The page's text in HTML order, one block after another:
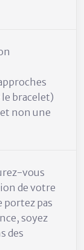
bracelet)
non une
vous
de votre
pas
soyez
des